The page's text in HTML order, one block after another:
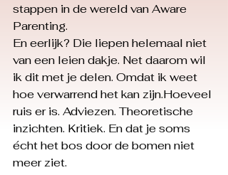
stappen in de wereld van Aware
Parenting.
En eerlijk? Die liepen helemaal niet
van een leien dakje. Net daarom wil
ik dit met je delen. Omdat ik weet
hoe verwarrend het kan zijn.Hoeveel
ruis er is. Adviezen. Theoretische
inzichten. Kritiek. En dat je soms
écht het bos door de bomen niet
meer ziet.